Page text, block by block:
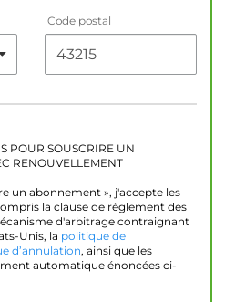
Code postal
POUR SOUSCRIRE UN
RENOUVELLEMENT
un abonnement », j'accepte les
la clause de règlement des
d'arbitrage contraignant
Unis, la politique de
d’annulation, ainsi que les
automatique énoncées ci-